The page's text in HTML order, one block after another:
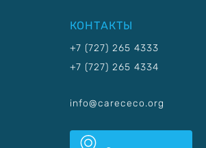
КОНТАКТЫ
+7 (727) 265 4333
+7 (727) 265 4334
info@carececo.org